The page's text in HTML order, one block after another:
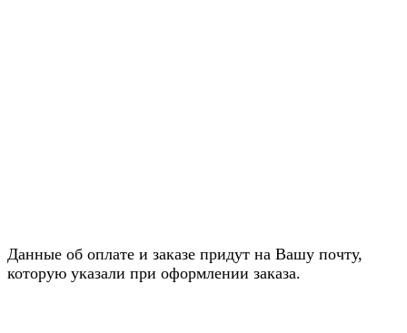
Данные об оплате и заказе придут на Вашу почту,
которую указали при оформлении заказа.